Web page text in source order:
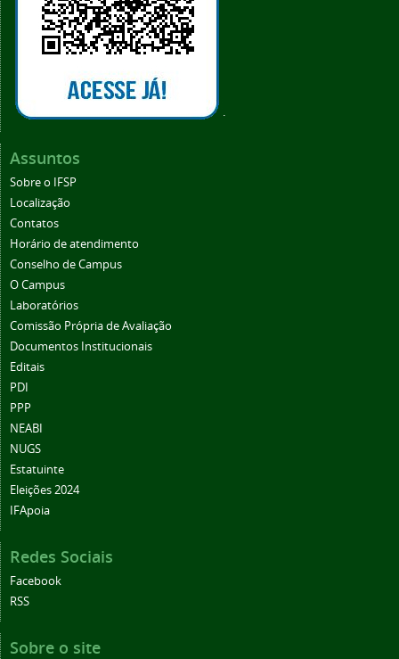
.
Assuntos
Sobre o IFSP
Localização
Contatos
Horário de atendimento
Conselho de Campus
O Campus
Laboratórios
Comissão Própria de Avaliação
Documentos Institucionais
Editais
PDI
PPP
NEABI
NUGS
Estatuinte
Eleições 2024
IFApoia
Redes Sociais
Facebook
RSS
Sobre o site